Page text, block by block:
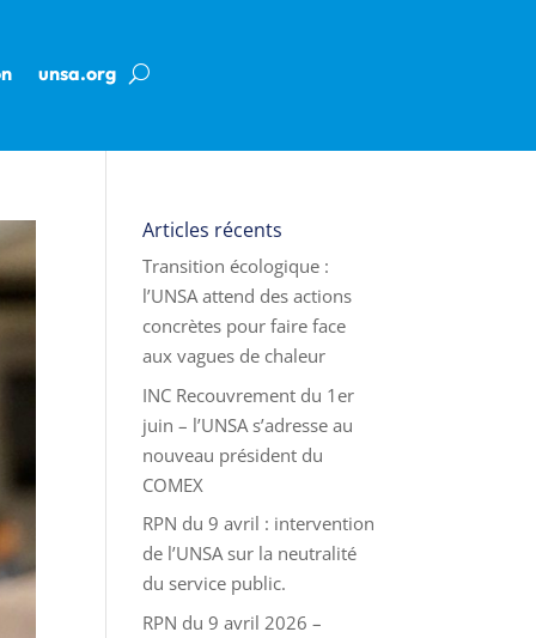
unsa.org
Articles récents
Transition écologique :
l’UNSA attend des actions
concrètes pour faire face
aux vagues de chaleur
INC Recouvrement du 1er
juin – l’UNSA s’adresse au
nouveau président du
COMEX
RPN du 9 avril : intervention
de l’UNSA sur la neutralité
du service public.
RPN du 9 avril 2026 –